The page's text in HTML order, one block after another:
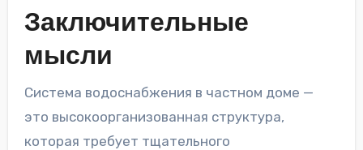
Заключительные
мысли
Система водоснабжения в частном доме —
это высокоорганизованная структура,
которая требует тщательного